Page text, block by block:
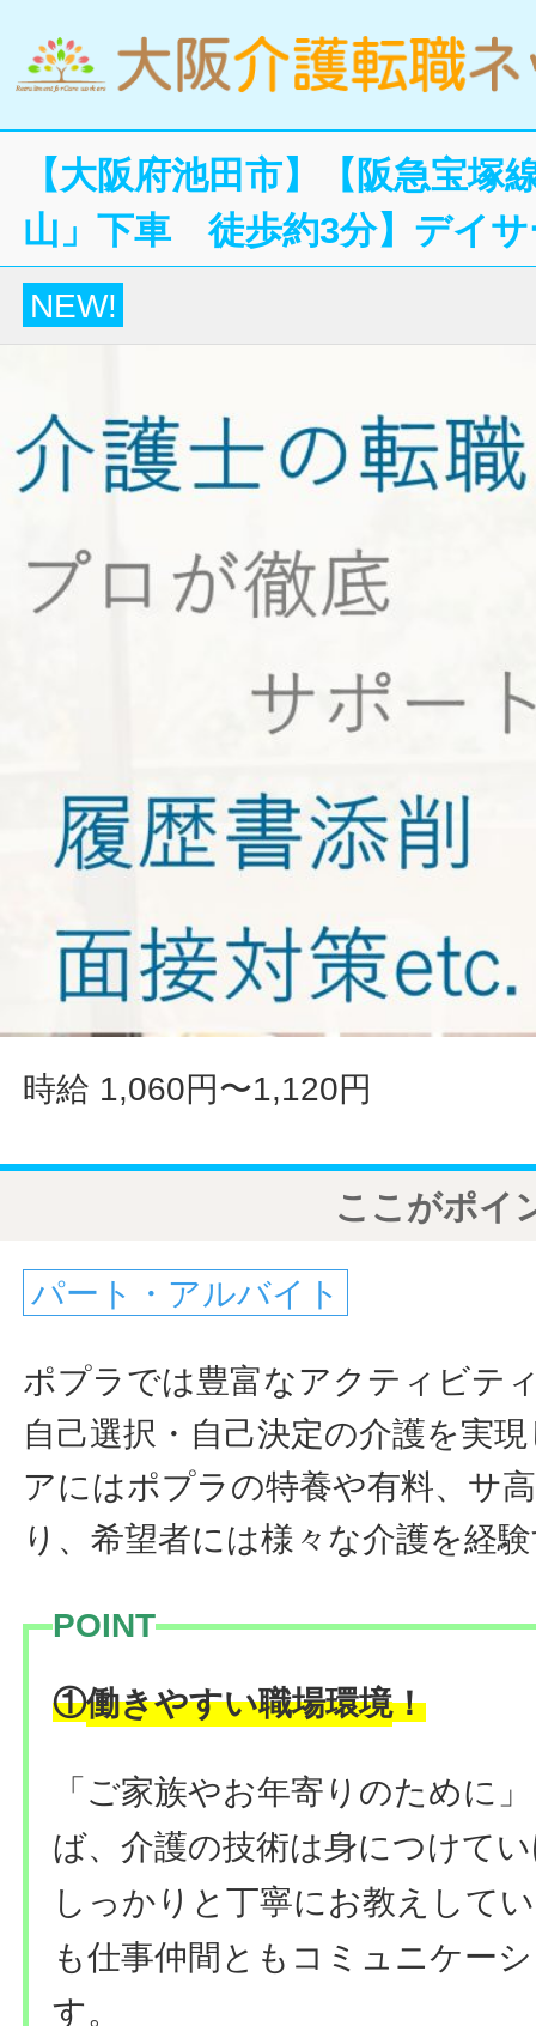
【大阪府池田市】【阪急宝塚
山」下車 徒歩約3分】デイ
NEW!
時給 1,060円〜1,120円
ここがポイ
パート・アルバイト
ポプラでは豊富なアクティビテ
自己選択・自己決定の介護を実
アにはポプラの特養や有料、サ
り、希望者には様々な介護を経
POINT
①働きやすい職場環境！
「ご家族やお年寄りのために
ば、介護の技術は身につけて
しっかりと丁寧にお教えして
も仕事仲間ともコミュニケー
す。